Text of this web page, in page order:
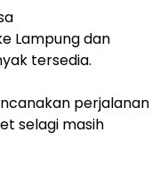
Lampung dan
tersedia.
perjalanan
selagi masih